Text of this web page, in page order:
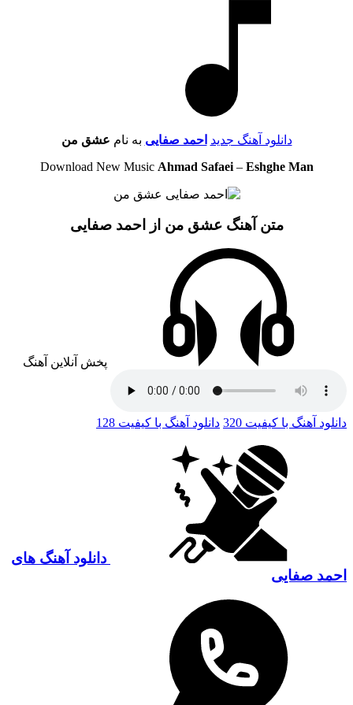
دانلود آهنگ جدید احمد صفایی به نام عشق من
Download New Music Ahmad Safaei– Eshghe Man
متن آهنگ عشق من از احمد صفایی
پخش آنلاین آهنگ
دانلود آهنگ با کیفیت 320 دانلود آهنگ با کیفیت 128
دانلود آهنگ های
احمد صفایی